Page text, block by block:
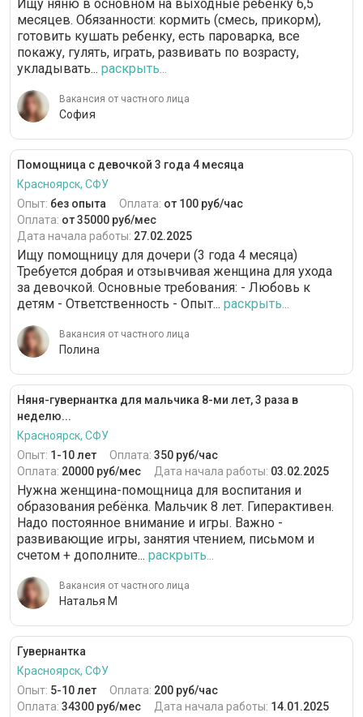
Ищу няню в основном на выходные ребенку 6,5
месяцев. Обязанности: кормить (смесь, прикорм),
готовить кушать ребенку, есть пароварка, все
покажу, гулять, играть, развивать по возрасту,
укладывать... раскрыть...
Вакансия от частного лица
София
Помощница с девочкой 3 года 4 месяца
Красноярск, СФУ
Опыт: без опыта Оплата: от 100 руб/час
Оплата: от 35000 руб/мес
Дата начала работы: 27.02.2025
Ищу помощницу для дочери (3 года 4 месяца)
Требуется добрая и отзывчивая женщина для ухода
за девочкой. Основные требования: - Любовь к
детям - Ответственность - Опыт... раскрыть...
Вакансия от частного лица
Полина
Няня-гувернантка для мальчика 8-ми лет, 3 раза в
неделю...
Красноярск, СФУ
Опыт: 1-10 лет Оплата: 350 руб/час
Оплата: 20000 руб/мес Дата начала работы: 03.02.2025
Нужна женщина-помощница для воспитания и
образования ребёнка. Мальчик 8 лет. Гиперактивен.
Надо постоянное внимание и игры. Важно -
развивающие игры, занятия чтением, письмом и
счетом + дополните... раскрыть...
Вакансия от частного лица
Наталья М
Гувернантка
Красноярск, СФУ
Опыт: 5-10 лет Оплата: 200 руб/час
Оплата: 34300 руб/мес Дата начала работы: 14.01.2025